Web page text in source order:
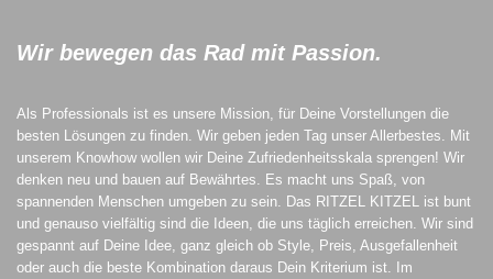
Wir bewegen das Rad mit Passion.
Als Professionals ist es unsere Mission, für Deine Vorstellungen die
besten Lösungen zu finden. Wir geben jeden Tag unser Allerbestes. Mit
unserem Knowhow wollen wir Deine Zufriedenheitsskala sprengen! Wir
denken neu und bauen auf Bewährtes. Es macht uns Spaß, von
spannenden Menschen umgeben zu sein. Das RITZEL KITZEL ist bunt
und genauso vielfältig sind die Ideen, die uns täglich erreichen. Wir sind
gespannt auf Deine Idee, ganz gleich ob Style, Preis, Ausgefallenheit
oder auch die beste Kombination daraus Dein Kriterium ist. Im